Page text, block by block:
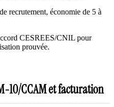
recrutement, économie de 5 à
CESREES/CNIL pour
prouvée.
10/CCAM et facturation